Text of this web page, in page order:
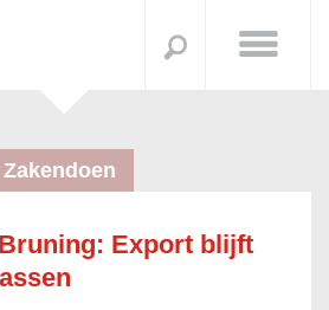
Export blijft